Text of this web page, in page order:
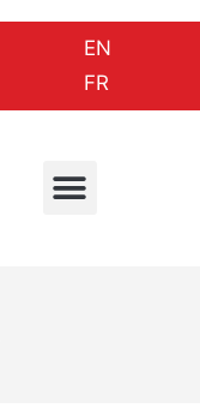
EN
FR